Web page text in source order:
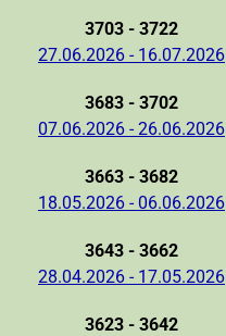
3703 - 3722
27.06.2026 - 16.07.2026
3683 - 3702
07.06.2026 - 26.06.2026
3663 - 3682
18.05.2026 - 06.06.2026
3643 - 3662
28.04.2026 - 17.05.2026
3623 - 3642